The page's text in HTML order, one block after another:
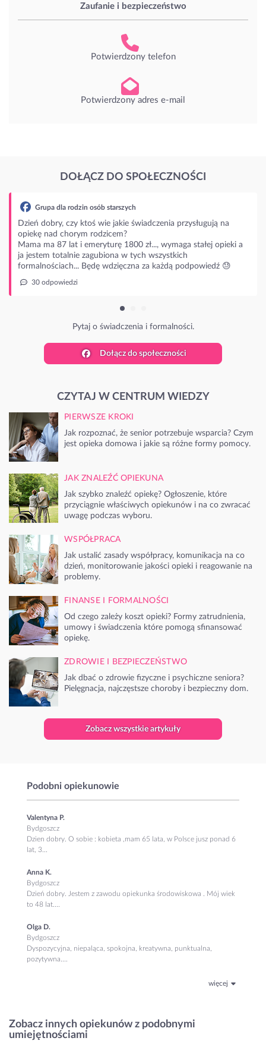
Zaufanie i bezpieczeństwo
Potwierdzony telefon
Potwierdzony adres e-mail
DOŁĄCZ DO SPOŁECZNOŚCI
osób starszych
wie jakie świadczenia przysługują na
rodzicem?
emeryturę 1800 zł..., wymaga stałej opieki a
zagubiona w tych wszystkich
wdzięczna za każdą podpowiedź 😓
o świadczenia i formalności.
Dołącz do społeczności
CZYTAJ W CENTRUM WIEDZY
PIERWSZE KROKI
Jak rozpoznać, że senior potrzebuje wsparcia? Czym
jest opieka domowa i jakie są różne formy pomocy.
JAK ZNALEŹĆ OPIEKUNA
Jak szybko znaleźć opiekę? Ogłoszenie, które
przyciągnie właściwych opiekunów i na co zwracać
uwagę podczas wyboru.
WSPÓŁPRACA
Jak ustalić zasady współpracy, komunikacja na co
dzień, monitorowanie jakości opieki i reagowanie na
problemy.
FINANSE I FORMALNOŚCI
Od czego zależy koszt opieki? Formy zatrudnienia,
umowy i świadczenia które pomogą sfinansować
opiekę.
ZDROWIE I BEZPIECZEŃSTWO
Jak dbać o zdrowie fizyczne i psychiczne seniora?
Pielęgnacja, najczęstsze choroby i bezpieczny dom.
Zobacz wszystkie artykuły
Podobni opiekunowie
Valentyna P.
Bydgoszcz
Dzien dobry. O sobie : kobieta ,mam 65 lata, w Polsce jusz ponad 6
lat, 3...
Anna K.
Bydgoszcz
Dzień dobry. Jestem z zawodu opiekunka środowiskowa . Mój wiek
to 48 lat....
Olga D.
Bydgoszcz
Dyspozycyjna, niepaląca, spokojna, kreatywna, punktualna,
pozytywna....
więcej
Zobacz innych opiekunów z podobnymi
umiejętnościami